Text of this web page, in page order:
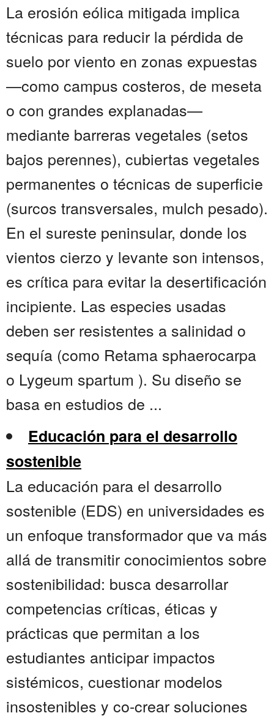
La erosión eólica mitigada implica
técnicas para reducir la pérdida de
suelo por viento en zonas expuestas
—como campus costeros, de meseta
o con grandes explanadas—
mediante barreras vegetales (setos
bajos perennes), cubiertas vegetales
permanentes o técnicas de superficie
(surcos transversales, mulch pesado).
En el sureste peninsular, donde los
vientos cierzo y levante son intensos,
es crítica para evitar la desertificación
incipiente. Las especies usadas
deben ser resistentes a salinidad o
sequía (como Retama sphaerocarpa
o Lygeum spartum ). Su diseño se
basa en estudios de ...
Educación para el desarrollo
sostenible
La educación para el desarrollo
sostenible (EDS) en universidades es
un enfoque transformador que va más
allá de transmitir conocimientos sobre
sostenibilidad: busca desarrollar
competencias críticas, éticas y
prácticas que permitan a los
estudiantes anticipar impactos
sistémicos, cuestionar modelos
insostenibles y co-crear soluciones